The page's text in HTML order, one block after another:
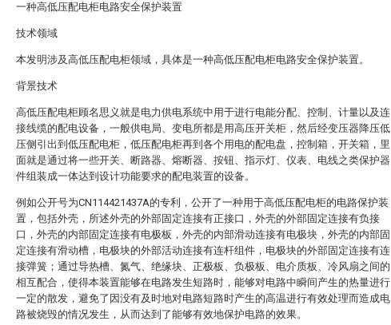
一种高低压配电柜电路安全保护装置
技术领域
本发明涉及高低压配电柜领域，具体是一种高低压配电柜电路安全保护装置。
背景技术
高低压配电柜顾名思义就是电力供电系统中用于进行电能分配、控制、计量以及连
接线缆的配电设备，一般供电局、变电所都是用高压开关柜，然后经变压器降压低
压侧引出到低压配电柜，低压配电柜再到各个用电的配电盘，控制箱，开关箱，里
面就是通过将一些开关、断路器、熔断器、按钮、指示灯、仪表、电线之类保护器
件组装成一体达到设计功能要求的配电装置的设备。
例如公开号为CN114421437A的专利，公开了一种用于高低压配电柜的电路保护装
置，包括外壳，所述外壳的外部固定连接有正接口，外壳的外部固定连接有负接
口，外壳的内部固定连接有电极板，外壳的内部滑动连接有电极块，外壳的内部固
定连接有滑动槽，电极块的外部活动连接有连杆组件，电极块的外部固定连接有连
接弹簧；通过导热槽、氮气、绝缘块、正极板、负极板、电介质板、冷风扇之间的
相互配合，使得本装置能够在电路发生短路时，能够对电路中瞬间产生的热量进行
一定的散发，避免了因没有及时地对电路短路时产生的高温进行有效处理而造成电
路被烧毁的情况发生，从而达到了能够有效地保护电路的效果。